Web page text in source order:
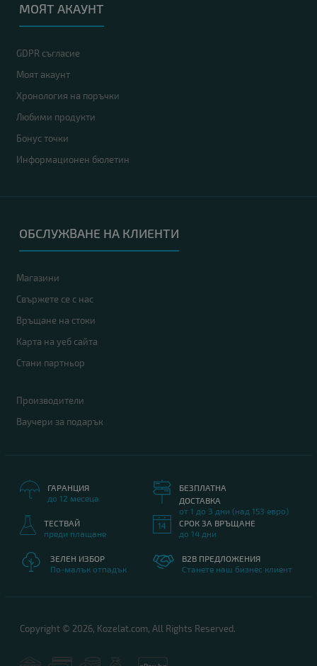
МОЯТ АКАУНТ
GDPR съгласие
Моят акаунт
Хронология на поръчки
Любими продукти
Бонус точки
Информационен бюлетин
ОБСЛУЖВАНЕ НА КЛИЕНТИ
Магазини
Свържете се с нас
Връщане на стоки
Карта на уеб сайта
Стани партньор
Производители
Ваучери за подарък
ГАРАНЦИЯ
до 12 месеца
БЕЗПЛАТНА
ДОСТАВКА
от 1 до 3 дни (над 153 евро)
ТЕСТВАЙ
преди плащане
СРОК ЗА ВРЪЩАНЕ
до 14 дни
ЗЕЛЕН ИЗБОР
По-малък отпадък
B2B ПРЕДЛОЖЕНИЯ
Станете наш бизнес клиент
Copyright © 2026, Kozelat.com, All Rights Reserved.